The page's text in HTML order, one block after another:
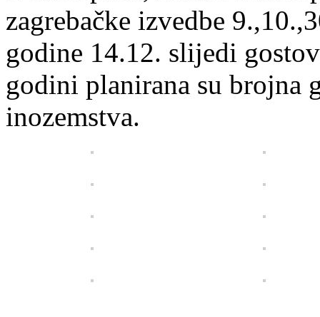
zagrebačke izvedbe
godine 14.12. slijedi
godini planirana su brojna
inozemstva.